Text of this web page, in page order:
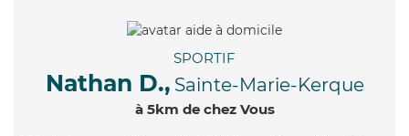
SPORTIF
Nathan D., Sainte-Marie-Kerque
à 5km de chez Vous